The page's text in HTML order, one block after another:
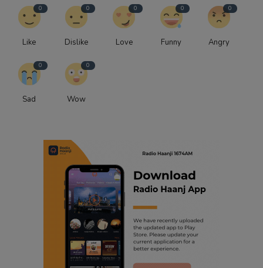
0
Like
0
Dislike
0
Love
0
Funny
0
Angry
0
Sad
0
Wow